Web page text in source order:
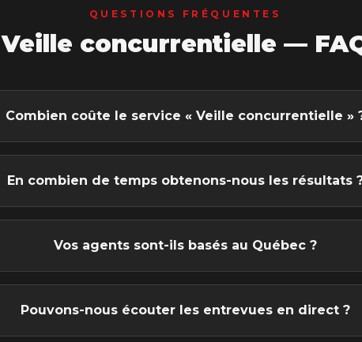
QUESTIONS FRÉQUENTES
Veille concurrentielle —
Combien coûte le service « Veille concurrentielle »
En combien de temps obtenons-nous les résultats
Vos agents sont-ils basés au Québec ?
Pouvons-nous écouter les entrevues en direct ?